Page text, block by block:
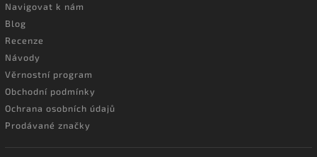
Navigovat k nám
Blog
Recenze
Návody
Věrnostní program
Obchodní podmínky
Ochrana osobních údajů
Prodávané značky